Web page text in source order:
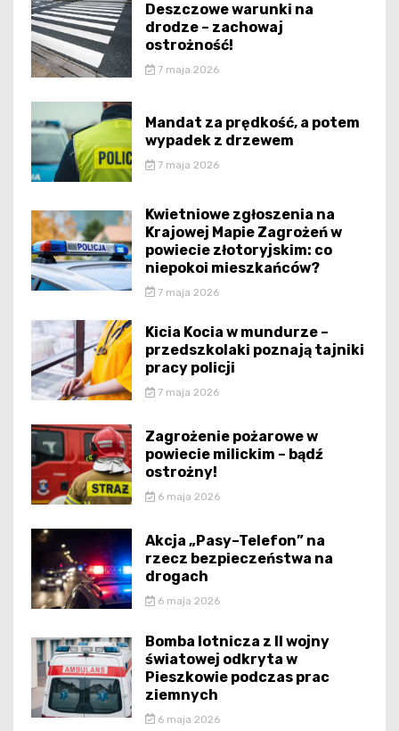
Deszczowe warunki na
drodze – zachowaj
ostrożność!
7 maja 2026
Mandat za prędkość, a potem
wypadek z drzewem
7 maja 2026
Kwietniowe zgłoszenia na
Krajowej Mapie Zagrożeń w
powiecie złotoryjskim: co
niepokoi mieszkańców?
7 maja 2026
Kicia Kocia w mundurze –
przedszkolaki poznają tajniki
pracy policji
7 maja 2026
Zagrożenie pożarowe w
powiecie milickim – bądź
ostrożny!
6 maja 2026
Akcja „Pasy–Telefon” na
rzecz bezpieczeństwa na
drogach
6 maja 2026
Bomba lotnicza z II wojny
światowej odkryta w
Pieszkowie podczas prac
ziemnych
6 maja 2026